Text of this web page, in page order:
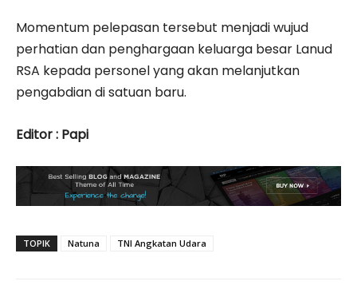
Momentum pelepasan tersebut menjadi wujud
perhatian dan penghargaan keluarga besar Lanud
RSA kepada personel yang akan melanjutkan
pengabdian di satuan baru.
Editor : Papi
TOPIK Natuna TNI Angkatan Udara